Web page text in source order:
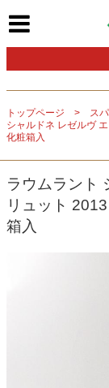
トップページ ス
シャルドネ レゼルヴ
化粧箱入
ラウムラント
リュット
箱入